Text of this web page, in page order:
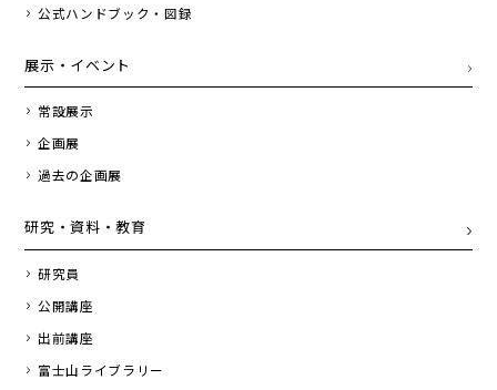
公式ハンドブック・図録
展示・イベント
常設展示
企画展
過去の企画展
研究・資料・教育
研究員
公開講座
出前講座
富士山ライブラリー